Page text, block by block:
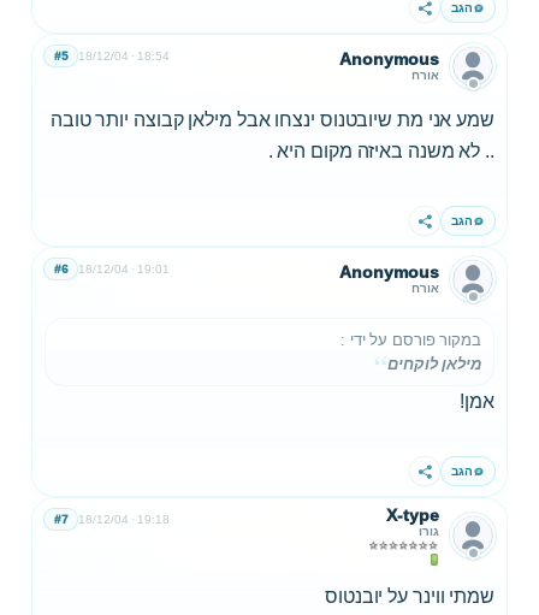
הגב שתף
Anonymous
אורח
18/12/04 18:54
#5
שמע אני מת שיובטנוס ינצחו אבל מילאן קבוצה יותר טובה
.. לא משנה באיזה מקום היא .
הגב שתף
Anonymous
אורח
18/12/04 19:01
#6
במקור פורסם על ידי :
מילאן לוקחים
אמן!
הגב שתף
X-type
גורו
18/12/04 19:18
#7
שמתי ווינר על יובנטוס